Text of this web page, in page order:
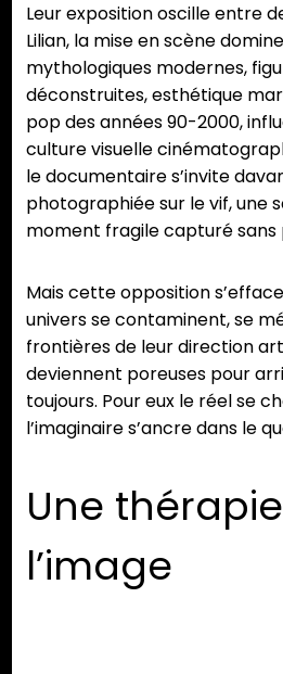
Leur exposition oscille entre
Lilian, la mise en scène
mythologiques modernes,
déconstruites, esthétique
pop des années 90-2000,
culture visuelle
le documentaire s’invite
photographiée sur le vif, une
moment fragile capturé
Mais cette opposition
univers se contaminent, se
frontières de leur direction
deviennent poreuses pour
toujours. Pour eux le réel se
l’imaginaire s’ancre dans le
Une
l’image